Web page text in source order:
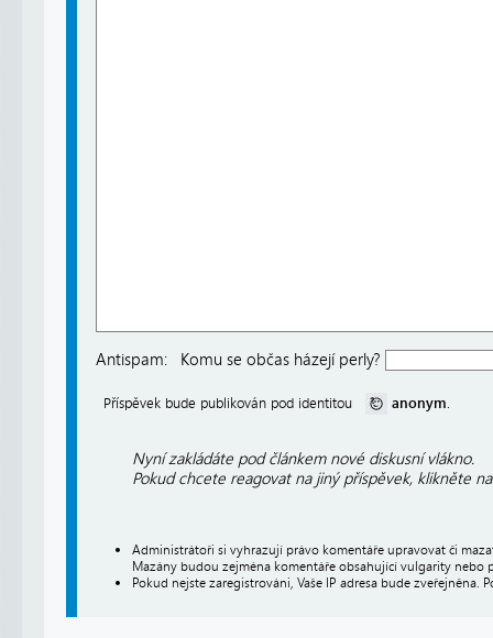
Antispam: Komu se občas házejí perly?
Příspěvek bude publikován pod identitou anonym.
Nyní zakládáte pod článkem nové diskusní vlákno.
Pokud chcete reagovat na jiný příspěvek, klikněte
Administrátoři si vyhrazují právo komentáře upravovat či
Mazány budou zejména komentáře obsahující vulgarity nebo
Pokud nejste zaregistrováni, Vaše IP adresa bude